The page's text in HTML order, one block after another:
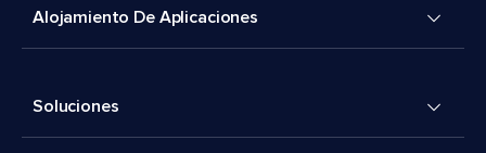
Alojamiento De Aplicaciones
Soluciones